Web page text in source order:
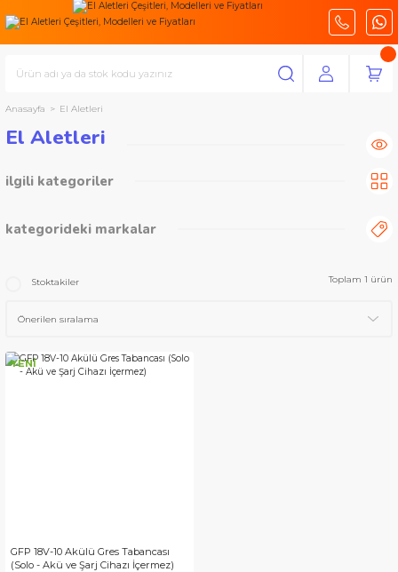
Anasayfa El Aletleri
El Aletleri
ilgili kategoriler
kategorideki markalar
Stoktakiler Toplam 1 ürün
YENİ
GFP 18V-10 Akülü Gres Tabancası
(Solo - Akü ve Şarj Cihazı İçermez)